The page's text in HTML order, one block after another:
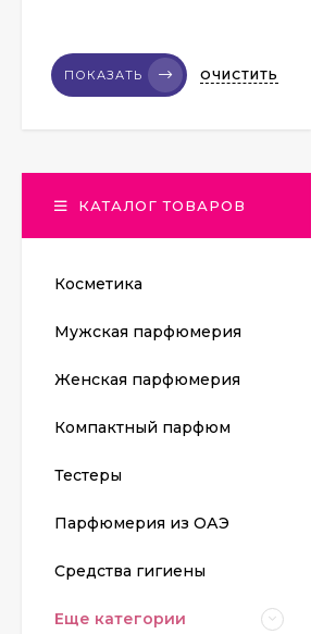
ПОКАЗАТЬ ОЧИСТИТЬ
КАТАЛОГ ТОВАРОВ
Косметика
Мужская парфюмерия
Женская парфюмерия
Компактный парфюм
Тестеры
Парфюмерия из ОАЭ
Средства гигиены
Еще категории